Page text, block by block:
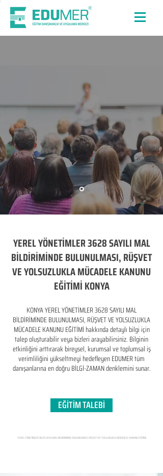
YEREL YÖNETİMLER 3628 SAYILI MAL
BİLDİRİMİNDE BULUNULMASI, RÜŞVET
VE YOLSUZLUKLA MÜCADELE KANUNU
EĞİTİMİ KONYA
KONYA YEREL YÖNETİMLER 3628 SAYILI MAL
BİLDİRİMİNDE BULUNULMASI, RÜŞVET VE YOLSUZLUKLA
MÜCADELE KANUNU EĞİTİMİ hakkında detaylı bilgi için
talep oluşturabilir veya bizleri arayabilirsiniz. Bilginin
etkinliğini arttırarak bireysel, kurumsal ve toplumsal iş
verimliliğini yükseltmeyi hedefleyen​ EDUMER tüm
danışanlarına en doğru BİLGİ-ZAMAN denklemini sunar.
EĞİTİM TALEBİ
YEREL YÖNETİMLER 3628 SAYILI MAL BİLDİRİMİNDE BULUNULMASI, RÜŞVET VE YOLSUZLUKLA MÜCADELE KANUNU EĞİTİMİ